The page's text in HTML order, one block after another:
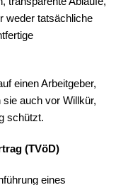
weder tatsächliche
einen Arbeitgeber,
auch vor Willkür,
schützt.
(TVöD)
eines